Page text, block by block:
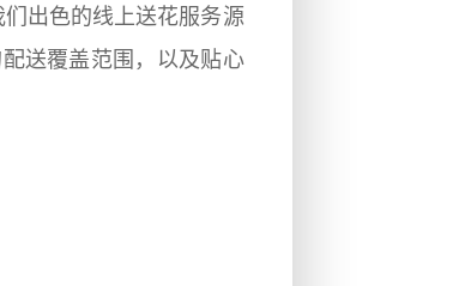
出色的线上送花服务源
送覆盖范围，以及贴心